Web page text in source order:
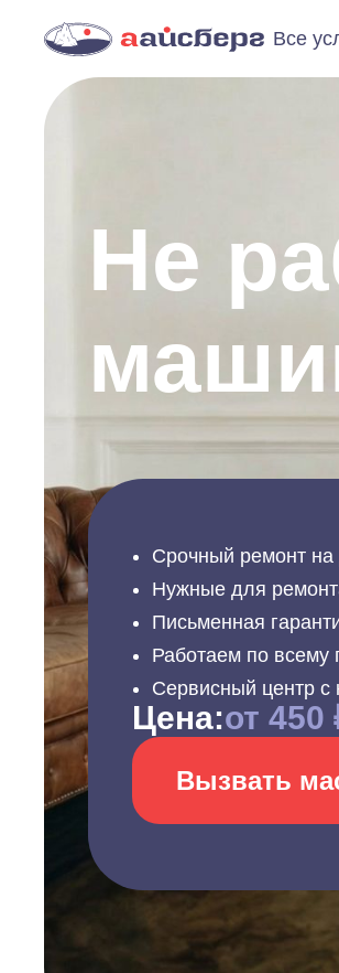
Все
Не
Срочный ремонт
Нужные для
Письменная
Работаем по всему
Сервисный центр
Цена:от 450
Вызвать